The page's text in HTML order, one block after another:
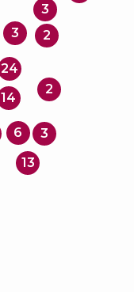
3
24
6
14
13
2
3
3
2